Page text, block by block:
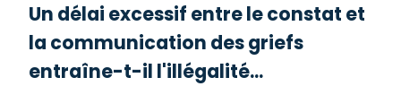
Un délai excessif entre le constat et
la communication des griefs
entraîne-t-il l'illégalité...